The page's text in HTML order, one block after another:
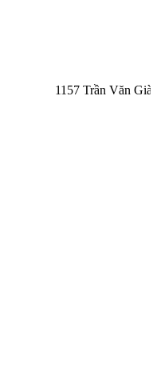
1157 Trần Văn Giàu,